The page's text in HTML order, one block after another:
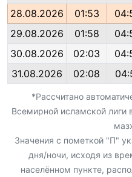
28.08.2026
01:53
29.08.2026
01:58
30.08.2026
02:03
31.08.2026
02:08
*Рассчитано
Всемирной исламской лиги
Значения с пометкой "П"
дня/ночи, исходя из
населённом пункте,